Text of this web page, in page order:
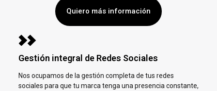
Quiero más información
Gestión integral de Redes Sociales
Nos ocupamos de la gestión completa de tus redes
sociales para que tu marca tenga una presencia constante,